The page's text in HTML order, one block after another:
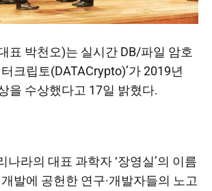
표 박천오)는 실시간 DB/파일 암호
크립토(DATACrypto)’가 2019년
을 수상했다고 17일 밝혔다.
나라의 대표 과학자 ‘장영실’의 이름
발에 공헌한 연구·개발자들의 노고